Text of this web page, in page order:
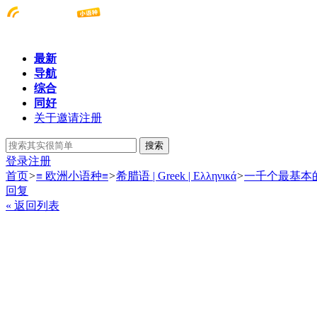
最新
导航
综合
同好
关于邀请注册
搜索
登录注册
首页>≡ 欧洲小语种≡>希腊语 | Greek | Ελληνικά>一千个最基本
回复
« 返回列表